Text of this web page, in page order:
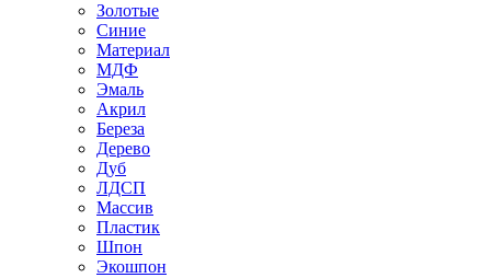
Золотые
Синие
Материал
МДФ
Эмаль
Акрил
Береза
Дерево
Дуб
ЛДСП
Массив
Пластик
Шпон
Экошпон